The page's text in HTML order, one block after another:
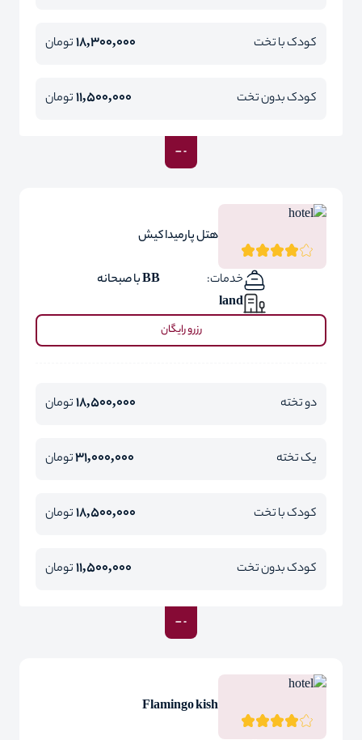
کودک با تخت 18,300,000تومان
کودک بدون تخت 11,500,000تومان
هتل پارمیدا کیش
خدمات:
BB با صبحانه
land
رزرو رایگان
دو تخته 18,500,000تومان
یک تخته 31,000,000تومان
کودک با تخت 18,500,000تومان
کودک بدون تخت 11,500,000تومان
Flamingo kish